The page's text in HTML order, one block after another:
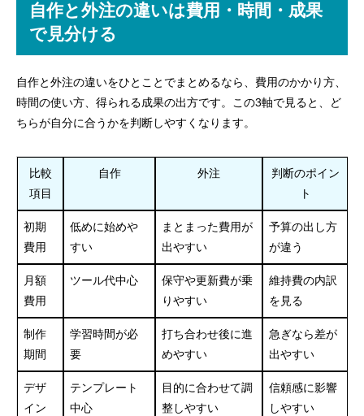
自作と外注の違いは費用・時間・成果
で見分ける
自作と外注の違いをひとことでまとめるなら、費用のかかり方、
時間の使い方、得られる成果の出方です。この3軸で見ると、ど
ちらが自分に合うかを判断しやすくなります。
比較
項目
自作 外注
判断のポイン
ト
初期
費用
低めに始めや
すい
まとまった費用が
出やすい
予算の出し方
が違う
月額
費用
ツール代中心
保守や更新費が乗
りやすい
維持費の内訳
を見る
制作
期間
学習時間が必
要
打ち合わせ後に進
めやすい
急ぎなら差が
出やすい
デザ
イン
テンプレート
中心
目的に合わせて調
整しやすい
信頼感に影響
しやすい